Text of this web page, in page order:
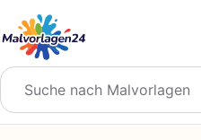
Inhalt
springen